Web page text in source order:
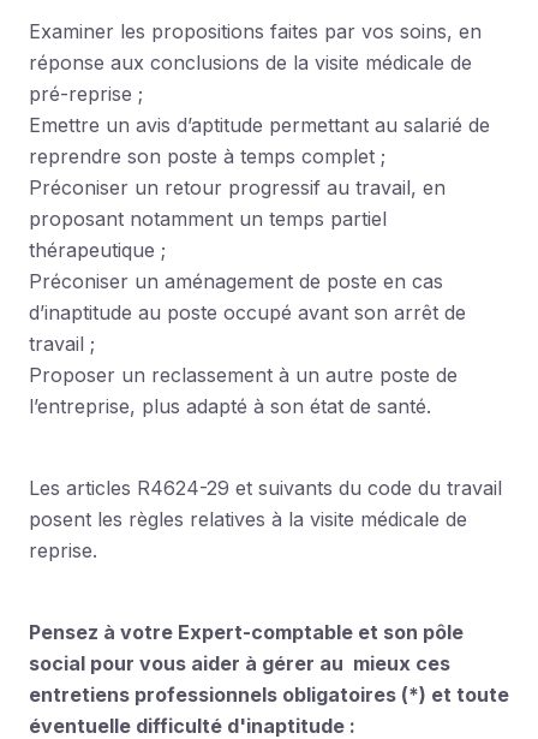
Examiner les propositions faites par vos soins, en
réponse aux conclusions de la visite médicale de
pré-reprise ;
Emettre un avis d’aptitude permettant au salarié de
reprendre son poste à temps complet ;
Préconiser un retour progressif au travail, en
proposant notamment un temps partiel
thérapeutique ;
Préconiser un aménagement de poste en cas
d’inaptitude au poste occupé avant son arrêt de
travail ;
Proposer un reclassement à un autre poste de
l’entreprise, plus adapté à son état de santé.
Les articles R4624-29 et suivants du code du travail
posent les règles relatives à la visite médicale de
reprise.
Pensez à votre Expert-comptable et son pôle
social pour vous aider à gérer au mieux ces
entretiens professionnels obligatoires (*) et toute
éventuelle difficulté d'inaptitude :